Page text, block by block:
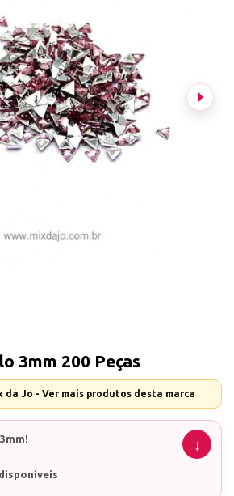
3mm 200 Peças
da Jo - Ver mais produtos desta marca